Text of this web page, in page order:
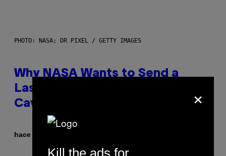
PHOTO: NASA; DR PIXEL / GETTY IMAGES
Why NASA Wants to Send a
Laser-Powered Drone Into
Caves Beneath the Moon
hace 3 horas
×
Kill the ads for